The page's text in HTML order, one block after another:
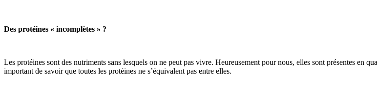
Des protéines « incomplètes » ?
Les protéines sont des nutriments sans lesquels on ne peut pas vivre. Heureusement pour nous, elles sont présentes en
important de savoir que toutes les protéines ne s’équivalent pas entre elles.